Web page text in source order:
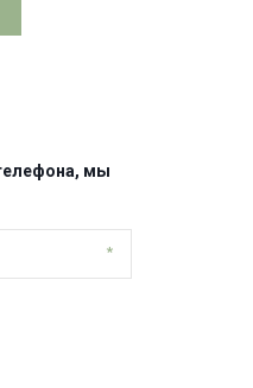
мы
*